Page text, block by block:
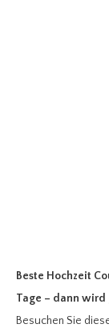
Beste Hochzeit
Tage – dann
Besuchen Sie